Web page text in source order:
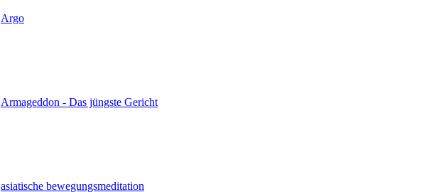
Argo
Armageddon - Das jüngste Gericht
asiatische bewegungsmeditation